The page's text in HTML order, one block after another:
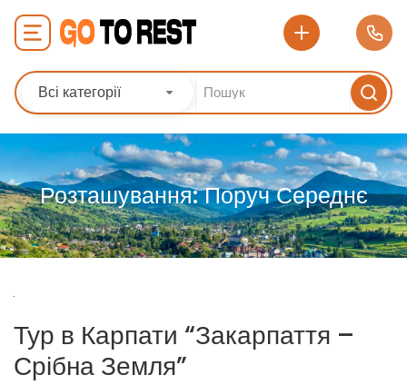
Всі категорії
Розташування:Поруч Середнє
Тур в Карпати “Закарпаття –
Срібна Земля”